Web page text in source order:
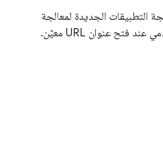
التطبيقات الجديدة لمعالجة